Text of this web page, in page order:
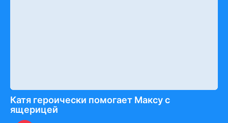
Катя героически помогает Максу с
ящерицей